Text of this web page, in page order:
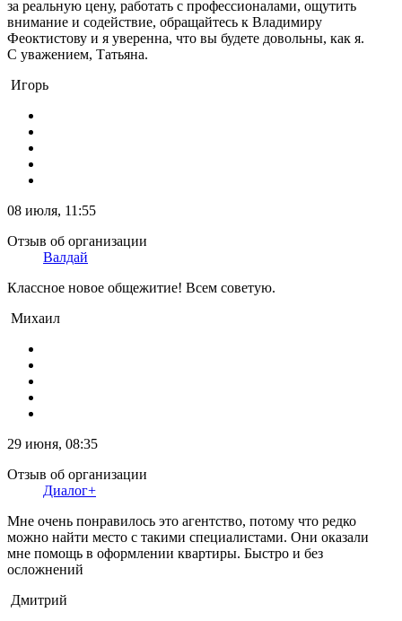
за реальную цену, работать с профессионалами, ощутить
внимание и содействие, обращайтесь к Владимиру
Феоктистову и я уверенна, что вы будете довольны, как я.
С уважением, Татьяна.
Игорь
08 июля, 11:55
Отзыв об организации
Валдай
Классное новое общежитие! Всем советую.
Михаил
29 июня, 08:35
Отзыв об организации
Диалог+
Мне очень понравилось это агентство, потому что редко
можно найти место с такими специалистами. Они оказали
мне помощь в оформлении квартиры. Быстро и без
осложнений
Дмитрий